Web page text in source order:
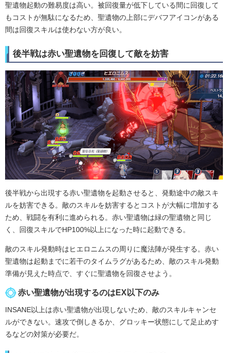
聖遺物起動の難易度は高い。被回復量が低下している間に回復して
もコストが無駄になるため、聖遺物の上部にデバフアイコンがある
間は回復スキルは使わない方が良い。
後半戦は赤い聖遺物を回復して敵を妨害
後半戦から出現する赤い聖遺物を起動させると、発動途中の敵スキ
ルを妨害できる。敵のスキルを妨害するとコストが大幅に増加する
ため、戦闘を有利に進められる。赤い聖遺物は緑の聖遺物と同じ
く、回復スキルでHP100%以上になった時に起動できる。
敵のスキル発動時はヒエロニムスの周りに魔法陣が発生する。赤い
聖遺物は起動までに若干のタイムラグがあるため、敵のスキル発動
準備が見えた時点で、すぐに聖遺物を回復させよう。
赤い聖遺物が出現するのはEX以下のみ
INSANE以上は赤い聖遺物が出現しないため、敵のスキルキャンセ
ルができない。速攻で倒しきるか、グロッキー状態にして足止めす
るなどの対策が必要だ。